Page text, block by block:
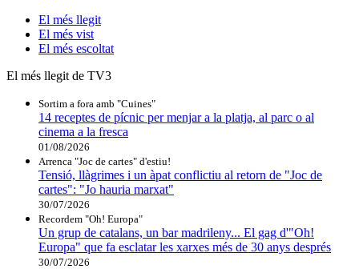
El més llegit
El més vist
El més escoltat
El més llegit de TV3
Sortim a fora amb "Cuines"
14 receptes de pícnic per menjar a la platja, al parc o al
cinema a la fresca
01/08/2026
Arrenca "Joc de cartes" d'estiu!
Tensió, llàgrimes i un àpat conflictiu al retorn de "Joc de
cartes": "Jo hauria marxat"
30/07/2026
Recordem "Oh! Europa"
Un grup de catalans, un bar madrileny... El gag d'"Oh!
Europa" que fa esclatar les xarxes més de 30 anys després
30/07/2026